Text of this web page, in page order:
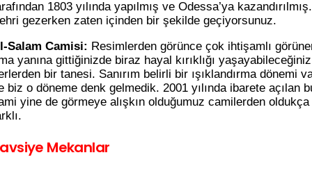
1803 yılında yapılmış ve Odessa’ya kazandırılmış.
gezerken zaten içinden bir şekilde geçiyorsunuz.
Salam Camisi: Resimlerden görünce çok ihtişamlı
yanına gittiğinizde biraz hayal kırıklığı yaşayabileceğiniz
bir tanesi. Sanırım belirli bir ışıklandırma dönemi
biz o döneme denk gelmedik. 2001 yılında ibarete açılan
yine de görmeye alışkın olduğumuz camilerden oldukça
Mekanlar